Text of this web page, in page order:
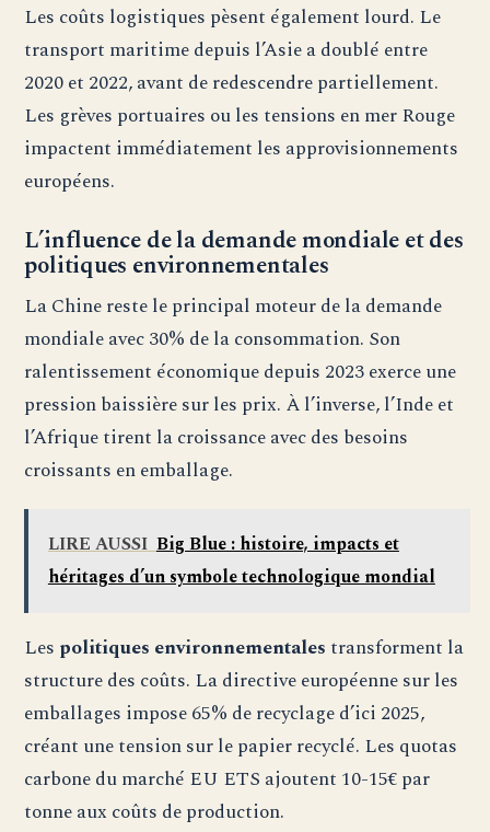
Les coûts logistiques pèsent également lourd. Le
transport maritime depuis l’Asie a doublé entre
2020 et 2022, avant de redescendre partiellement.
Les grèves portuaires ou les tensions en mer Rouge
impactent immédiatement les approvisionnements
européens.
L’influence de la demande mondiale et des
politiques environnementales
La Chine reste le principal moteur de la demande
mondiale avec 30% de la consommation. Son
ralentissement économique depuis 2023 exerce une
pression baissière sur les prix. À l’inverse, l’Inde et
l’Afrique tirent la croissance avec des besoins
croissants en emballage.
LIRE AUSSI Big Blue : histoire, impacts et
héritages d’un symbole technologique mondial
Les politiques environnementales transforment la
structure des coûts. La directive européenne sur les
emballages impose 65% de recyclage d’ici 2025,
créant une tension sur le papier recyclé. Les quotas
carbone du marché EU ETS ajoutent 10-15€ par
tonne aux coûts de production.